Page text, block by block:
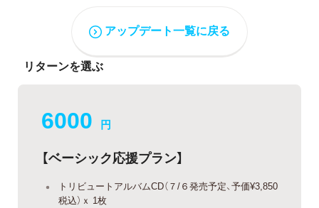
アップデート一覧に戻る
リターンを選ぶ
6000 円
【ベーシック応援プラン】
トリビュートアルバムCD（７/６発売予定、予価¥3,850
税込）ｘ 1枚